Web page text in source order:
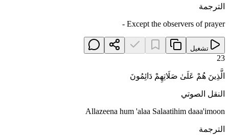
الترجمة
Except the observers of prayer -
تشغيل
23
الَّذِينَ هُمْ عَلَىٰ صَلَاتِهِمْ دَائِمُونَ
النقل الصوتي
Allazeena hum 'alaa Salaatihim daaa'imoon
الترجمة